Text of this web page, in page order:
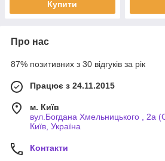
Купити
Про нас
87% позитивних з 30 відгуків за рік
Працює з 24.11.2015
м. Київ
вул.Богдана Хмельницького , 2а
Київ, Україна
Контакти